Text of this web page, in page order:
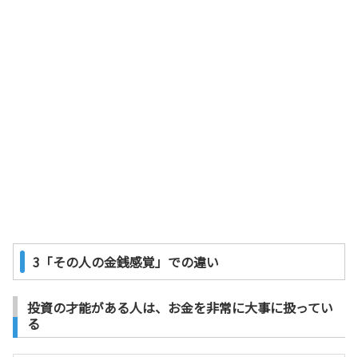
3「その人の金銭感覚」での違い
投資の才能がある人は、お金を非常に大事に扱ってい
る